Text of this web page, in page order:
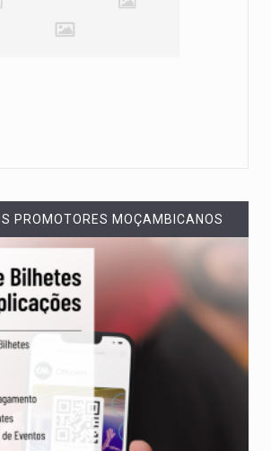
PROMOTORES MOÇAMBICANOS